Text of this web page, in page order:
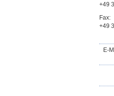
+49
Fax:
+49
E-